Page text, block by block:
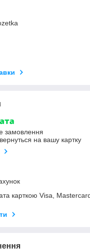
замовлення
на вашу картку
карткою Visa,